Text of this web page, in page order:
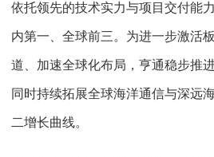
依托领先的技术实力与项目交付能
内第一、全球前三。为进一步激活
道、加速全球化布局，亨通稳步推
同时持续拓展全球海洋通信与深远
二增长曲线。